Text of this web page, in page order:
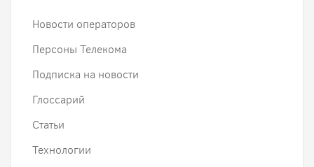
Новости операторов
Персоны Телекома
Подписка на новости
Глоссарий
Статьи
Технологии